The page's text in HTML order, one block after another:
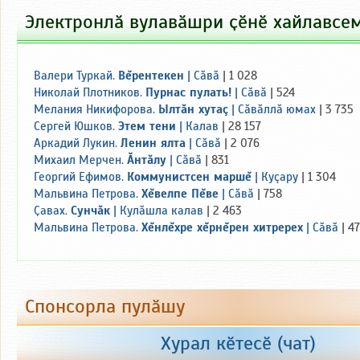
Электронлӑ вулавӑшри ҫӗнӗ
Валери Туркай. Вĕрентекен | Сăвă | 1 028
Николай Плотников. Пурнас пулать! | Сăвă | 524
Мелания Никифорова. Ылтăн хутаç | Сăвăллă юмах | 3 735
Сергей Юшков. Этем тени | Калав | 28 157
Аркадий Лукин. Ленин ялта | Сăвă | 2 076
Михаил Мерчен. Ăнтăлу | Сăвă | 831
Георгий Ефимов. Коммунистсен маршĕ | Куçару | 1 304
Мальвина Петрова. Хĕвелпе Пĕве | Сăвă | 758
Ҫавах. Сунчăк | Кулăшла калав | 2 463
Мальвина Петрова. Хĕнлĕхре хĕрнĕрен хитререх | Сăвă |
Спонсорла пулӑшу
+500
Хурал кӗтесӗ (чат)